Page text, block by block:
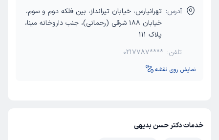
آدرس: تهرانپارس، خیابان تیرانداز، بین فلکه دوم و سوم،
خیابان 188 شرقی (رحمانی)، جنب داروخانه مینا،
پلاک 111
تلفن: 0217787****
نمایش روی نقشه
خدمات دکتر حسن بدیهی